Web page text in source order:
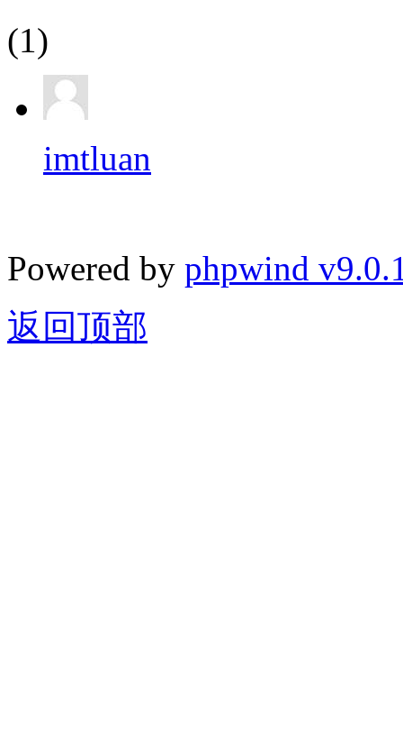
(1)
imtluan
Powered by phpwind
返回顶部